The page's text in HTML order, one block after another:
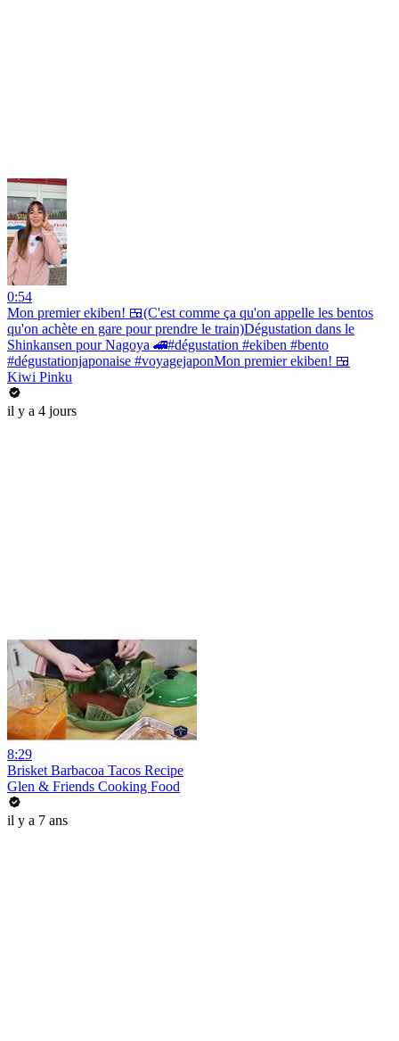
0:54
Mon premier ekiben! 🍱(C'est comme ça qu'on appelle les bentos
qu'on achète en gare pour prendre le train)Dégustation dans le
Shinkansen pour Nagoya 🚄#dégustation #ekiben #bento
#dégustationjaponaise #voyagejaponMon premier ekiben! 🍱
Kiwi Pinku
il y a 4 jours
8:29
Brisket Barbacoa Tacos Recipe
Glen & Friends Cooking Food
il y a 7 ans